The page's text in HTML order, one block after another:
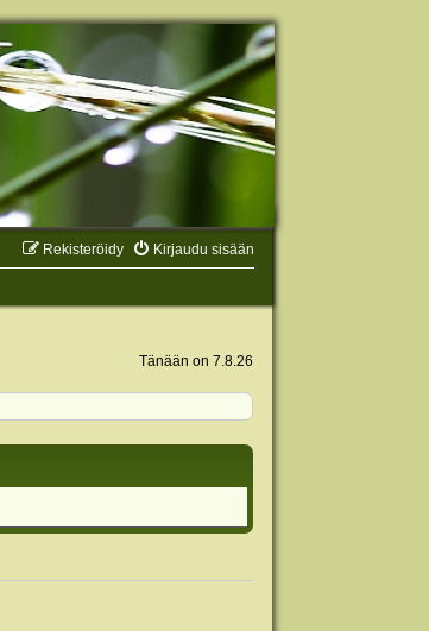
Kirjaudu sisään
Rekisteröidy
Tänään on 7.8.26